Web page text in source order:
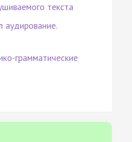
текста
аудирование.
грамматические